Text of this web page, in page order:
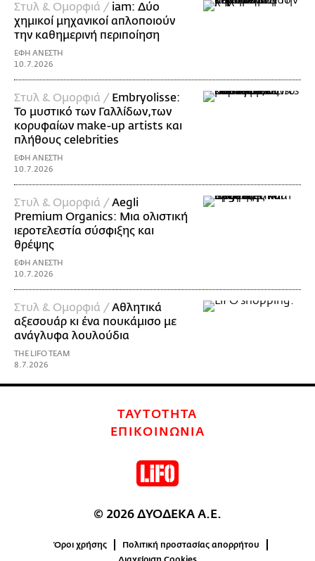
Στυλ & Ομορφιά / iam: Δύο
χημικοί μηχανικοί απλοποιούν
την καθημερινή περιποίηση
ΕΦΗ ΑΝΕΣΤΗ
10.7.2026
Στυλ & Ομορφιά / Embryolisse:
Το μυστικό των Γαλλίδων,των
κορυφαίων make-up artists και
πλήθους celebrities
ΕΦΗ ΑΝΕΣΤΗ
10.7.2026
Στυλ & Ομορφιά /Aegli
Premium Organics: Μια ολιστική
ιεροτελεστία σύσφιξης και
θρέψης
ΕΦΗ ΑΝΕΣΤΗ
10.7.2026
Στυλ & Ομορφιά /Αθλητικά
αξεσουάρ κι ένα πουκάμισο με
ανάγλυφα λουλούδια
THE LIFO TEAM
8.7.2026
ΤΑΥΤΟΤΗΤΑ
ΕΠΙΚΟΙΝΩΝΙΑ
© 2026 ΔΥΟΔΕΚΑ Α.Ε.
Όροι χρήσης
Πολιτική προστασίας απορρήτου